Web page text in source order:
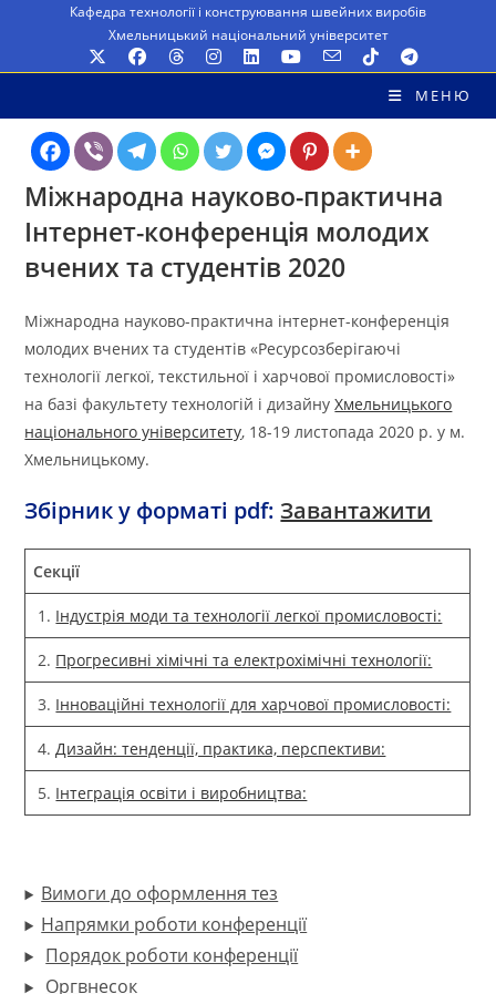
вмісту
Кафедра технології і конструювання швейних виробів
Хмельницький національний університет
МЕНЮ
Міжнародна науково-практична
Інтернет-конференція молодих
вчених та студентів 2020
Міжнародна науково-практична інтернет-конференція
молодих вчених та студентів «Ресурсозберігаючі
технології легкої, текстильної і харчової промисловості»
на базі факультету технологій і дизайнуХмельницького
національного університету, 18-19 листопада 2020 р. у м.
Хмельницькому.
Збірник у форматі pdf:Завантажити
Секції
1. Індустрія моди та технології легкої промисловості:
2. Прогресивні хімічні та електрохімічні технології:
3. Інноваційні технології для харчової промисловості:
4. Дизайн: тенденції, практика, перспективи:
5. Інтеграція освіти і виробництва:
Вимоги до оформлення тез
Напрямки роботи конференції
Порядок роботи конференції
Оргвнесок